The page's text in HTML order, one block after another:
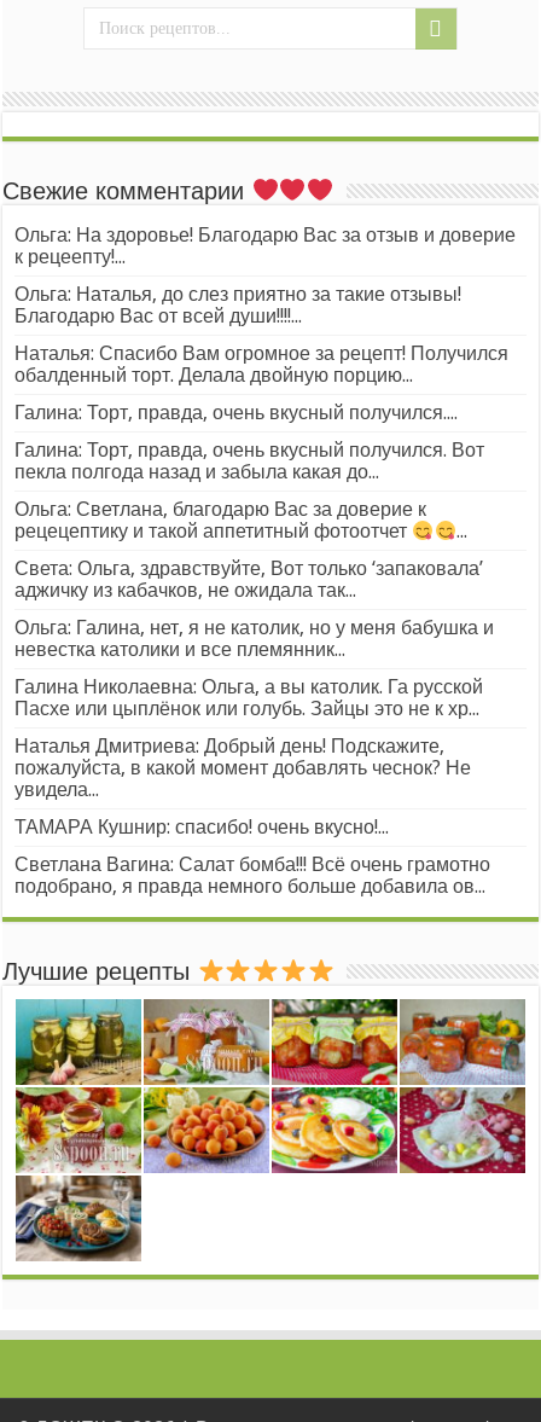
Свежие комментарии
Ольга: На здоровье! Благодарю Вас за отзыв и доверие
к рецеепту!...
Ольга: Наталья, до слез приятно за такие отзывы!
Благодарю Вас от всей души!!!!...
Наталья: Спасибо Вам огромное за рецепт! Получился
обалденный торт. Делала двойную порцию...
Галина: Торт, правда, очень вкусный получился....
Галина: Торт, правда, очень вкусный получился. Вот
пекла полгода назад и забыла какая до...
Ольга: Светлана, благодарю Вас за доверие к
рецецептику и такой аппетитный фотоотчет
...
Света: Ольга, здравствуйте, Вот только ‘запаковала’
аджичку из кабачков, не ожидала так...
Ольга: Галина, нет, я не католик, но у меня бабушка и
невестка католики и все племянник...
Галина Николаевна: Ольга, а вы католик. Га русской
Пасхе или цыплёнок или голубь. Зайцы это не к хр...
Наталья Дмитриева: Добрый день! Подскажите,
пожалуйста, в какой момент добавлять чеснок? Не
увидела...
ТАМАРА Кушнир: спасибо! очень вкусно!...
Светлана Вагина: Салат бомба!!! Всё очень грамотно
подобрано, я правда немного больше добавила ов...
Лучшие рецепты